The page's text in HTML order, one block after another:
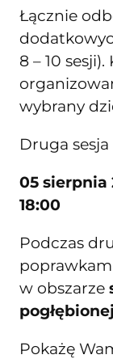
Łącznie
8 – 10
wybrany
Druga
05 sierpnia
18:00
Podczas
w obszarze
pogłębionej
Pokażę